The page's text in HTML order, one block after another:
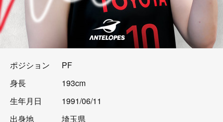
ポジション PF
身長 193cm
生年月日 1991/06/11
出身地 埼玉県